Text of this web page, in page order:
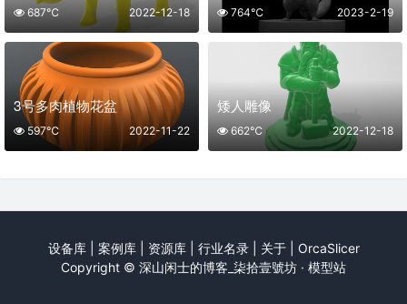
2022-12-18
687℃ 2023-2-19
764℃
3号多肉植物花盆
2022-11-22
597℃
矮人雕像
2022-12-18
662℃
设备库| 案例库| 资源库| 行业名录| 关于| OrcaSlicer
Copyright © 深山闲士的博客_柒拾壹號坊 · 模型站